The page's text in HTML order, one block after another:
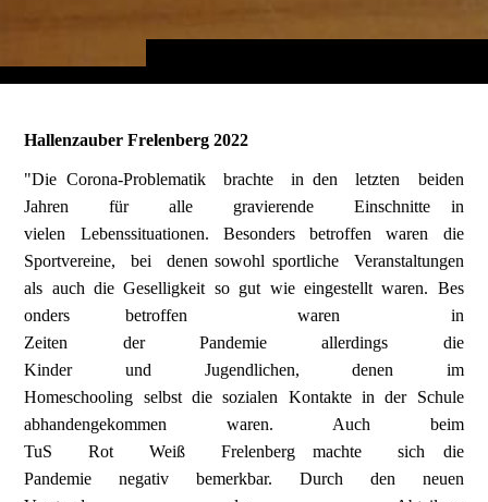
Hallenzauber Frelenberg 2022
"Die Corona-Problematik brachte in den letzten beiden
Jahren für alle gravierende Einschnitte in
vielen Lebenssituationen. Besonders betroffen waren die
Sportvereine, bei denen sowohl sportliche Veranstaltungen
als auch die Geselligkeit so gut wie eingestellt waren. Bes
onders betroffen waren in
Zeiten der Pandemie allerdings die
Kinder und Jugendlichen, denen im
Homeschooling selbst die sozialen Kontakte in der Schule
abhandengekommen waren. Auch beim
TuS Rot Weiß Frelenberg machte sich die
Pandemie negativ bemerkbar. Durch den neuen